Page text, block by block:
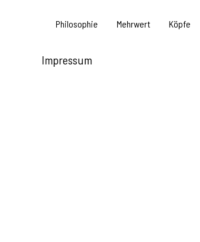
Philosophie Mehrwert Köpfe
Impressum